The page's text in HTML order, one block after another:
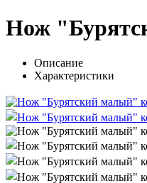
Нож
Описание
Характеристики